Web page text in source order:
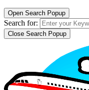
Open Search Popup
Search for:
Close Search Popup